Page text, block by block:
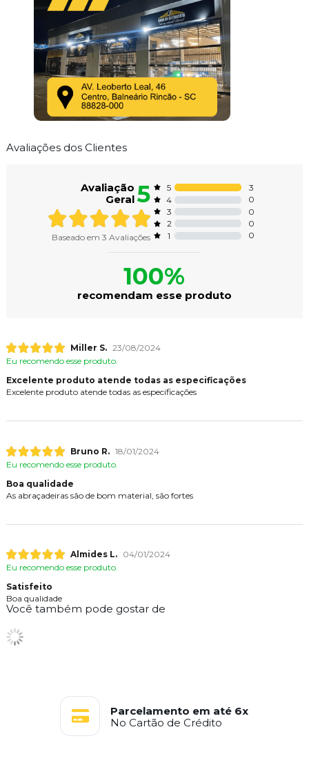
Avaliações dos Clientes
Avaliação
Geral5
Baseado em 3 Avaliações
5
3
4
0
3
0
2
0
1
0
100%
recomendam esse produto
Miller S. 23/08/2024
Eu recomendo esse produto.
Excelente produto atende todas as especificações
Excelente produto atende todas as especificações
Bruno R. 18/01/2024
Eu recomendo esse produto.
Boa qualidade
As abraçadeiras são de bom material, são fortes
Almides L.
04/01/2024
Eu recomendo esse produto.
Satisfeito
Boa qualidade
Você também pode gostar de
Parcelamento em até 6x
No Cartão de Crédito